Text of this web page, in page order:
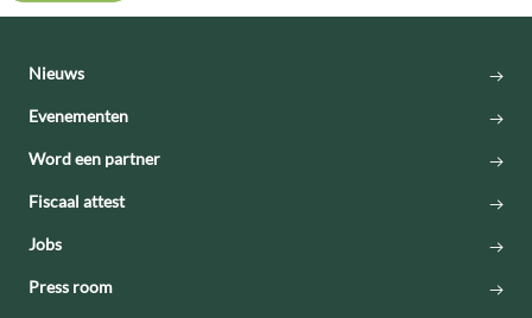
Nieuws
Evenementen
Word een partner
Fiscaal attest
Jobs
Press room